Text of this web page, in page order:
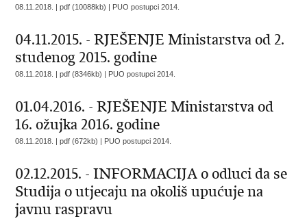
08.11.2018. | pdf (10088kb) | PUO postupci 2014.
04.11.2015. - RJEŠENJE Ministarstva od 2.
studenog 2015. godine
08.11.2018. | pdf (8346kb) | PUO postupci 2014.
01.04.2016. - RJEŠENJE Ministarstva od
16. ožujka 2016. godine
08.11.2018. | pdf (672kb) | PUO postupci 2014.
02.12.2015. - INFORMACIJA o odluci da se
Studija o utjecaju na okoliš upućuje na
javnu raspravu